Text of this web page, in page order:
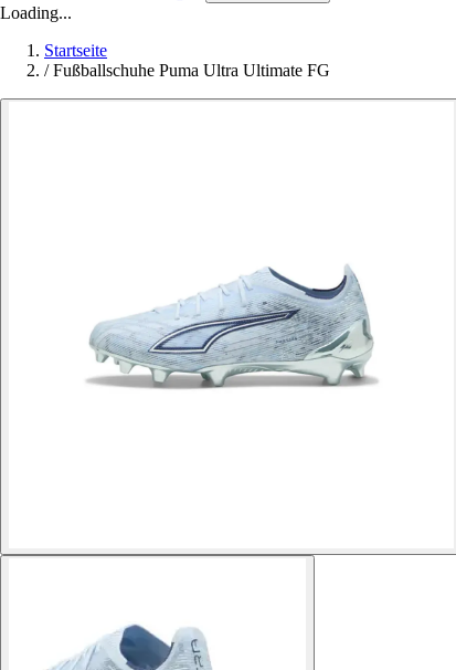
Loading...
Startseite
/ Fußballschuhe Puma Ultra Ultimate FG